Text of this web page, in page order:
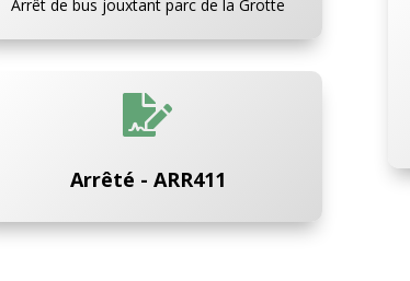
Arrêt de bus jouxtant parc de la Grotte

Arrêté - ARR411